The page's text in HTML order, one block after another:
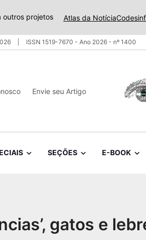
outros projetos Atlas da Notícia
ISSN 1519-7670 - Ano 2026 - nº 1400
Envie seu Artigo
SEÇÕES E-BOOK
gatos e